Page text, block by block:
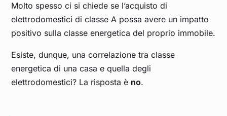
Molto spesso ci si chiede se l’acquisto di
elettrodomestici di classe A possa avere un impatto
positivo sulla classe energetica del proprio immobile.
Esiste, dunque, una correlazione tra classe
energetica di una casa e quella degli
elettrodomestici? La risposta è no.